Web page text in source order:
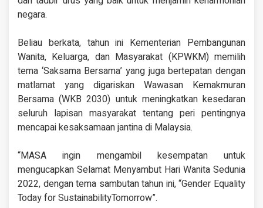
negara.
Beliau berkata, tahun ini Kementerian Pembangunan
Wanita, Keluarga, dan Masyarakat (KPWKM) memilih
tema ‘Saksama Bersama’ yang juga bertepatan dengan
matlamat yang digariskan Wawasan Kemakmuran
Bersama (WKB 2030) untuk meningkatkan kesedaran
seluruh lapisan masyarakat tentang peri pentingnya
mencapai kesaksamaan jantina di Malaysia.
“MASA ingin mengambil kesempatan untuk
mengucapkan Selamat Menyambut Hari Wanita Sedunia
2022, dengan tema sambutan tahun ini, “Gender Equality
Today for SustainabilityTomorrow”.